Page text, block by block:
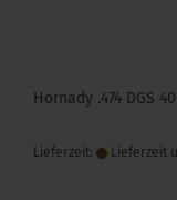
Hornady .474 DGS
Lieferzeit: Lieferzeit